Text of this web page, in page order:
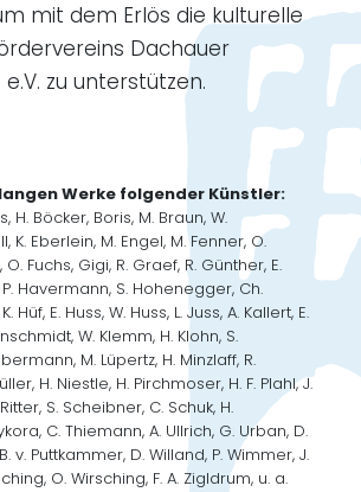
mit dem Erlös die kulturelle
Dachauer
zu unterstützen.
Werke folgender Künstler:
H. Böcker, Boris, M. Braun, W.
K. Eberlein, M. Engel, M. Fenner, O.
Fuchs, Gigi, R. Graef, R. Günther, E.
Havermann, S. Hohenegger, Ch.
Hüf, E. Huss, W. Huss, L. Juss, A. Kallert, E.
W. Klemm, H. Klohn, S.
M. Lüpertz, H. Minzlaff, R.
H. Niestle, H. Pirchmoser, H. F. Plahl, J.
S. Scheibner, C. Schuk, H.
C. Thiemann, A. Ullrich, G. Urban, D.
v. Puttkammer, D. Willand, P. Wimmer, J.
O. Wirsching, F. A. Zigldrum, u. a.